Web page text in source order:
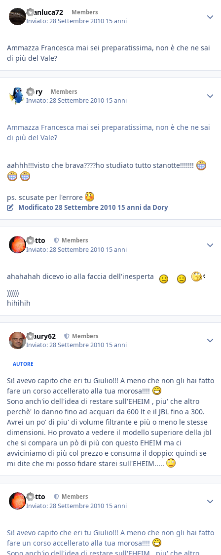
Gianluca72 Members
Inviato:28 Settembre 2010 15 anni
Ammazza Francesca mai sei preparatissima, non è che ne sai
di più del Vale?
Dory Members
Inviato:28 Settembre 2010 15 anni
Ammazza Francesca mai sei preparatissima, non è che ne sai
di più del Vale?
aahhh!!!visto che brava????ho studiato tutto stanotte!!!!!!!
ps. scusate per l'errore
Modificato28 Settembre 2010 15 anni da Dory
dotto Members
Inviato:28 Settembre 2010 15 anni
ahahahah dicevo io alla faccia dell'inesperta
))))))
hihihih
Maury62 Members
Inviato:28 Settembre 2010 15 anni
AUTORE
Si! avevo capito che eri tu Giulio!!! A meno che non gli hai fatto
fare un corso accellerato alla tua morosa!!!!
Sono anch'io dell'idea di restare sull'EHEIM , piu' che altro
perchè' lo danno fino ad acquari da 600 lt e il JBL fino a 300.
Avrei un po' di piu' di volume filtrante e più o meno le stesse
dimensioni. Ho provato a vedere il modello superiore della jbl
che si compara un pò di più con questo EHEIM ma ci
avviciniamo di più col prezzo e consuma il doppio: quindi se
mi dite che mi posso fidare starei sull'EHEIM.....
dotto Members
Inviato:28 Settembre 2010 15 anni
Si! avevo capito che eri tu Giulio!!! A meno che non gli hai fatto
fare un corso accellerato alla tua morosa!!!!